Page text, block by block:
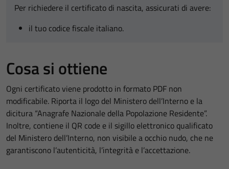
Per richiedere il certificato di nascita, assicurati di avere:
il tuo codice fiscale italiano.
Cosa si ottiene
Ogni certificato viene prodotto in formato PDF non
modificabile. Riporta il logo del Ministero dell’Interno e la
dicitura “Anagrafe Nazionale della Popolazione Residente”.
Inoltre, contiene il QR code e il sigillo elettronico qualificato
del Ministero dell’Interno, non visibile a occhio nudo, che ne
garantiscono l’autenticità, l’integrità e l’accettazione.